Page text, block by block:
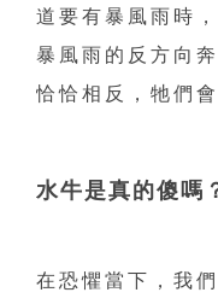
道要有暴風雨時
暴風雨的反方向
恰恰相反，牠們
水牛是真的傻嗎
在恐懼當下，我